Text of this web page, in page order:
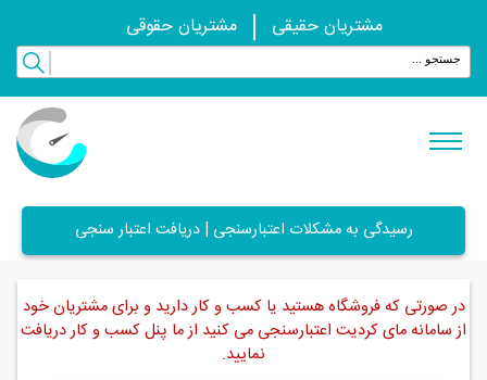
مشتریان حقیقی مشتریان حقوقی
رسیدگی به مشکلات اعتبارسنجی | دریافت اعتبار سنجی
در صورتی که فروشگاه هستید یا کسب و کار دارید و برای مشتریان خود
از سامانه مای کردیت اعتبارسنجی می کنید از ما پنل کسب و کار دریافت
نمایید.